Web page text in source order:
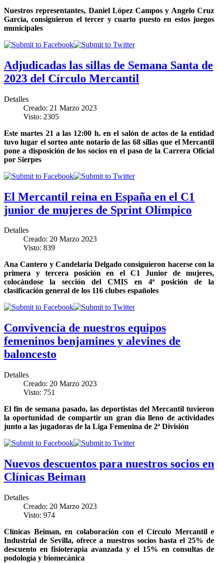
Nuestros representantes, Daniel López Campos y Angelo Cruz
García, consiguieron el tercer y cuarto puesto en estos juegos
municipales
Adjudicadas las sillas de Semana Santa de
2023 del Círculo Mercantil
Detalles
Creado: 21 Marzo 2023
Visto: 2305
Este martes 21 a las 12:00 h. en el salón de actos de la entidad
tuvo lugar el sorteo ante notario de las 68 sillas que el Mercantil
pone a disposición de los socios en el paso de la Carrera Oficial
por Sierpes
El Mercantil reina en España en el C1
junior de mujeres de Sprint Olímpico
Detalles
Creado: 20 Marzo 2023
Visto: 839
Ana Cantero y Candelaria Delgado consiguieron hacerse con la
primera y tercera posición en el C1 Junior de mujeres,
colocándose la sección del CMIS en 4ª posición de la
clasificación general de los 116 clubes españoles
Convivencia de nuestros equipos
femeninos benjamines y alevines de
baloncesto
Detalles
Creado: 20 Marzo 2023
Visto: 751
El fin de semana pasado, las deportistas del Mercantil tuvieron
la oportunidad de compartir un gran día lleno de actividades
junto a las jugadoras de la Liga Femenina de 2ª División
Nuevos descuentos para nuestros socios en
Clínicas Beiman
Detalles
Creado: 20 Marzo 2023
Visto: 974
Clínicas Beiman, en colaboración con el Círculo Mercantil e
Industrial de Sevilla, ofrece a nuestros socios hasta el 25% de
descuento en fisioterapia avanzada y el 15% en consultas de
podología y biomecánica